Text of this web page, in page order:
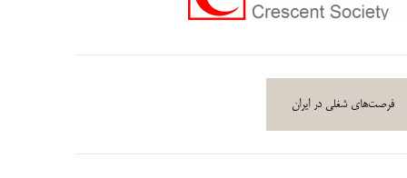
فرصت‌های شغلی در ایران